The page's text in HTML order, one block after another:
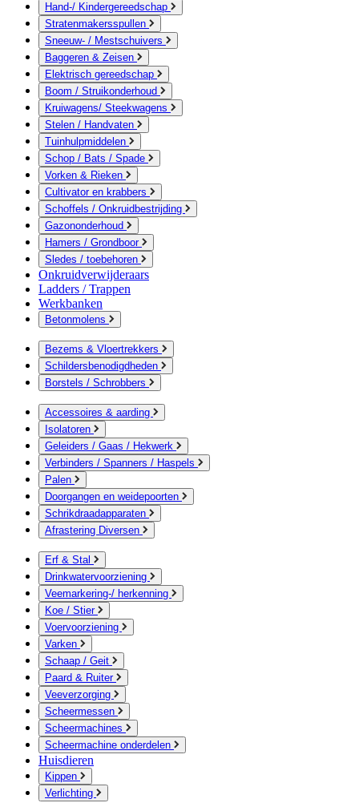
Hand-/ Kindergereedschap
Stratenmakersspullen
Sneeuw- / Mestschuivers
Baggeren & Zeisen
Elektrisch gereedschap
Boom / Struikonderhoud
Kruiwagens/ Steekwagens
Stelen / Handvaten
Tuinhulpmiddelen
Schop / Bats / Spade
Vorken & Rieken
Cultivator en krabbers
Schoffels / Onkruidbestrijding
Gazononderhoud
Hamers / Grondboor
Sledes / toebehoren
Onkruidverwijderaars
Ladders / Trappen
Werkbanken
Betonmolens
Bezems & Vloertrekkers
Schildersbenodigdheden
Borstels / Schrobbers
Accessoires & aarding
Isolatoren
Geleiders / Gaas / Hekwerk
Verbinders / Spanners / Haspels
Palen
Doorgangen en weidepoorten
Schrikdraadapparaten
Afrastering Diversen
Erf & Stal
Drinkwatervoorziening
Veemarkering-/ herkenning
Koe / Stier
Voervoorziening
Varken
Schaap / Geit
Paard & Ruiter
Veeverzorging
Scheermessen
Scheermachines
Scheermachine onderdelen
Huisdieren
Kippen
Verlichting